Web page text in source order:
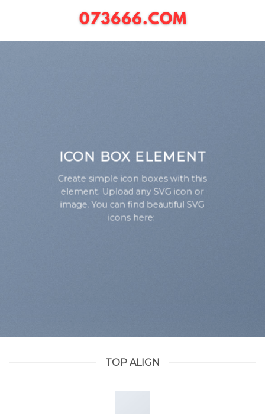
ICON BOX ELEMENT
Create simple icon boxes with this
element. Upload any SVG icon or
image. You can find beautiful SVG
icons here:
TOP ALIGN